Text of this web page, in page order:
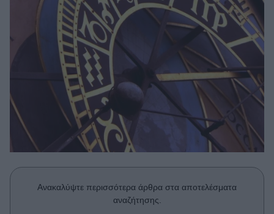
Υγεία + Διατροφή
Σχέσεις & Σεξ
Woman Power
Parenting
Working Girl
Real Women
Πρόσωπα
Ανακαλύψτε περισσότερα άρθρα στα αποτελέσματα
αναζήτησης.